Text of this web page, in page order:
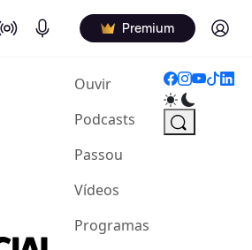
Air Podcasts Premium Log in
Ouvir(current)
Podcasts
Passou
Vídeos
Programas